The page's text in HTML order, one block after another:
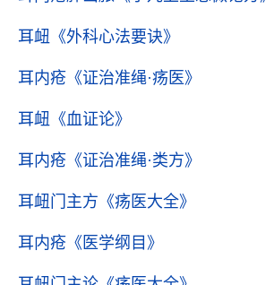
耳衄 《外科心法要诀》
耳内疮 《证治准绳·疡医》
耳衄 《血证论》
耳内疮 《证治准绳·类方》
耳衄门主方 《疡医大全》
耳内疮 《医学纲目》